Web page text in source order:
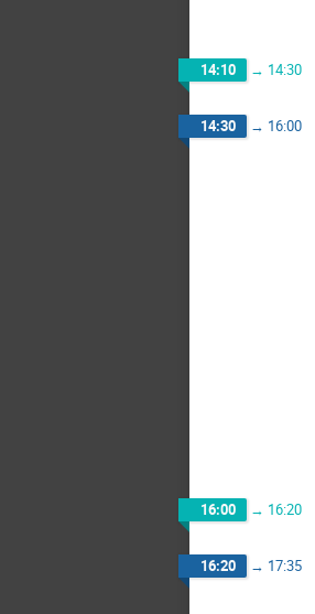
14:10 → 14:30
14:30 → 16:00
16:00 → 16:20
16:20 → 17:35